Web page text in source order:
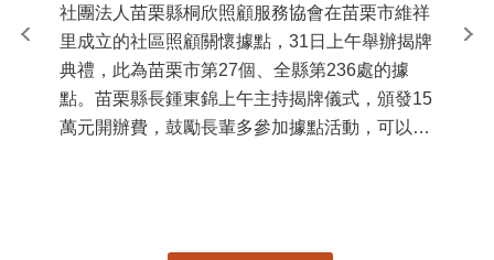
社團法人苗栗縣桐欣照顧服務協會在苗栗市維祥
里成立的社區照顧關懷據點，31日上午舉辦揭牌
典禮，此為苗栗市第27個、全縣第236處的據
點。苗栗縣長鍾東錦上午主持揭牌儀式，頒發15
萬元開辦費，鼓勵長輩多參加據點活動，可以更
苗